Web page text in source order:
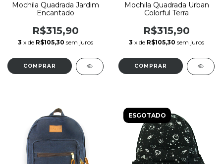
Mochila Quadrada Jardim
Encantado
R$315,90
3 x de R$105,30 sem juros
Mochila Quadrada Urban
Colorful Terra
R$315,90
3 x de R$105,30 sem juros
ESGOTADO